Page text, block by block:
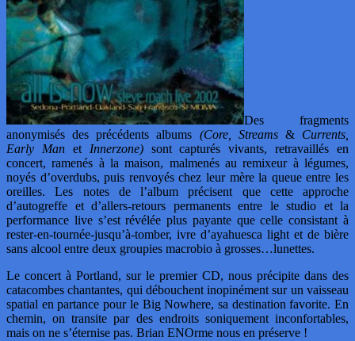
Des fragments
anonymisés des précédents albums (Core, Streams& Currents,
Early Manet Innerzone)sont capturés vivants, retravaillés en
concert, ramenés à la maison, malmenés au remixeur à légumes,
noyés d’overdubs, puis renvoyés chez leur mère la queue entre les
oreilles. Les notes de l’album précisent que cette approche
d’autogreffe et d’allers-retours permanents entre le studio et la
performance live s’est révélée plus payante que celle consistant à
rester-en-tournée-jusqu’à-tomber, ivre d’ayahuesca light et de bière
sans alcool entre deux groupies macrobio à grosses…lunettes.
Le concert à Portland, sur le premier CD, nous précipite dans des
catacombes chantantes, qui débouchent inopinément sur un vaisseau
spatial en partance pour le Big Nowhere, sa destination favorite. En
chemin, on transite par des endroits soniquement inconfortables,
mais on ne s’éternise pas. Brian ENOrme nous en préserve !